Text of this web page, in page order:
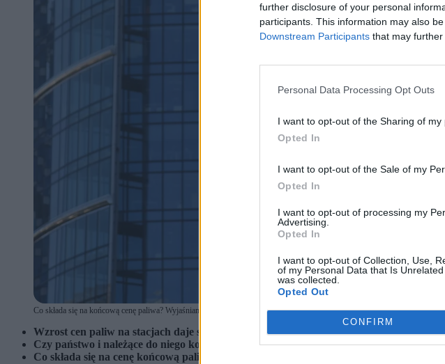
further disclosure of your personal
participants. This information may also
Downstream Participants that may further
Personal Data Processing Opt Outs
I want to opt-out of the Sharing of my
Opted In
I want to opt-out of the Sale of my
Opted In
I want to opt-out of processing my
Advertising.
Opted In
I want to opt-out of Collection, Use,
of my Personal Data that Is
was collected.
Opted Out
CONFIRM
Co składa się na końcową cenę paliwa? Wyjaśniamy (fot. Albert Zawada / PAP)
Wzrost cen paliw na stacjach daje się we znaki kierowcom. Choć Orlen obniżył
Czy państwo i należące do niego koncerny mogą skutecznie łagodzić szok cenowy dla
Co składa się na cenę końcową paliw na stacjach? Wyjaśniamy.